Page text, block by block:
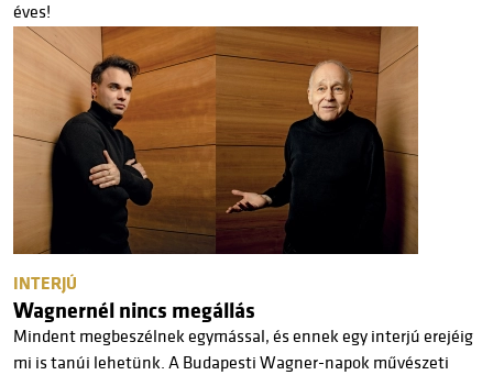
éves!
INTERJÚ
Wagnernél nincs megállás
Mindent megbeszélnek egymással, és ennek egy interjú erejéig
mi is tanúi lehetünk. A Budapesti Wagner-napok művészeti